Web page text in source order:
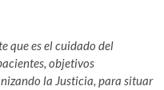
que es el cuidado del
objetivos
la Justicia, para situar